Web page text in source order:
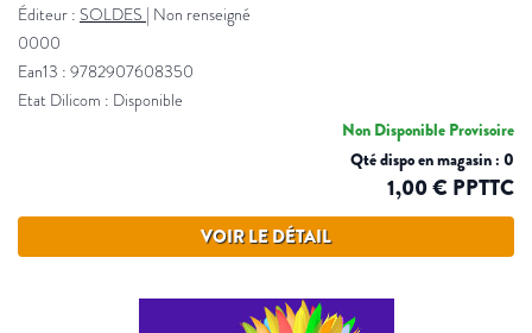
Éditeur : SOLDES | Non renseigné
0000
Ean13 : 9782907608350
Etat Dilicom : Disponible
Non Disponible Provisoire
Qté dispo en magasin : 0
1,00 € PPTTC
VOIR LE DÉTAIL